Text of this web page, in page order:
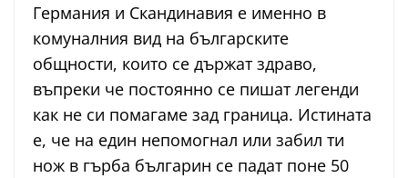
Германия и Скандинавия е именно в
комуналния вид на българските
общности, които се държат здраво,
въпреки че постоянно се пишат легенди
как не си помагаме зад граница. Истината
е, че на един непомогнал или забил ти
нож в гърба българин се падат поне 50